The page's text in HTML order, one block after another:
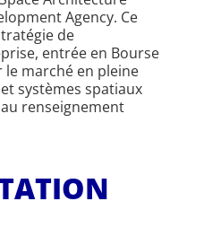
Agency. Ce
de
entrée en Bourse
marché en pleine
systèmes spatiaux
renseignement